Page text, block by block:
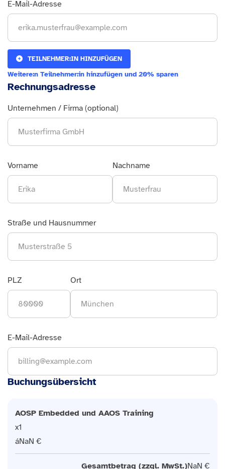
E-Mail-Adresse
TEILNEHMER:IN HINZUFÜGEN
Weitere:n Teilnehmer:in hinzufügen und 20% sparen
Rechnungsadresse
Unternehmen / Firma (optional)
Vorname Nachname
Straße und Hausnummer
PLZ Ort
E-Mail-Adresse
Buchungsübersicht
AOSP Embedded und AAOS Training
1
NaN €
Gesamtbetrag (zzgl. MwSt.)NaN €